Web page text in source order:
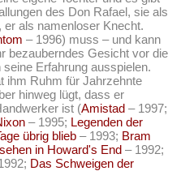
des Don Rafael, sie als
er als namenloser Knecht.
– 1996) muss – und kann
bezauberndes Gesicht vor die
Erfahrung ausspielen.
ihm Ruhm für Jahrzehnte
hinweg lügt, dass er
ist (Amistad – 1997;
– 1995; Legenden der
übrig blieb – 1993; Bram
in Howard's End – 1992;
Das Schweigen der